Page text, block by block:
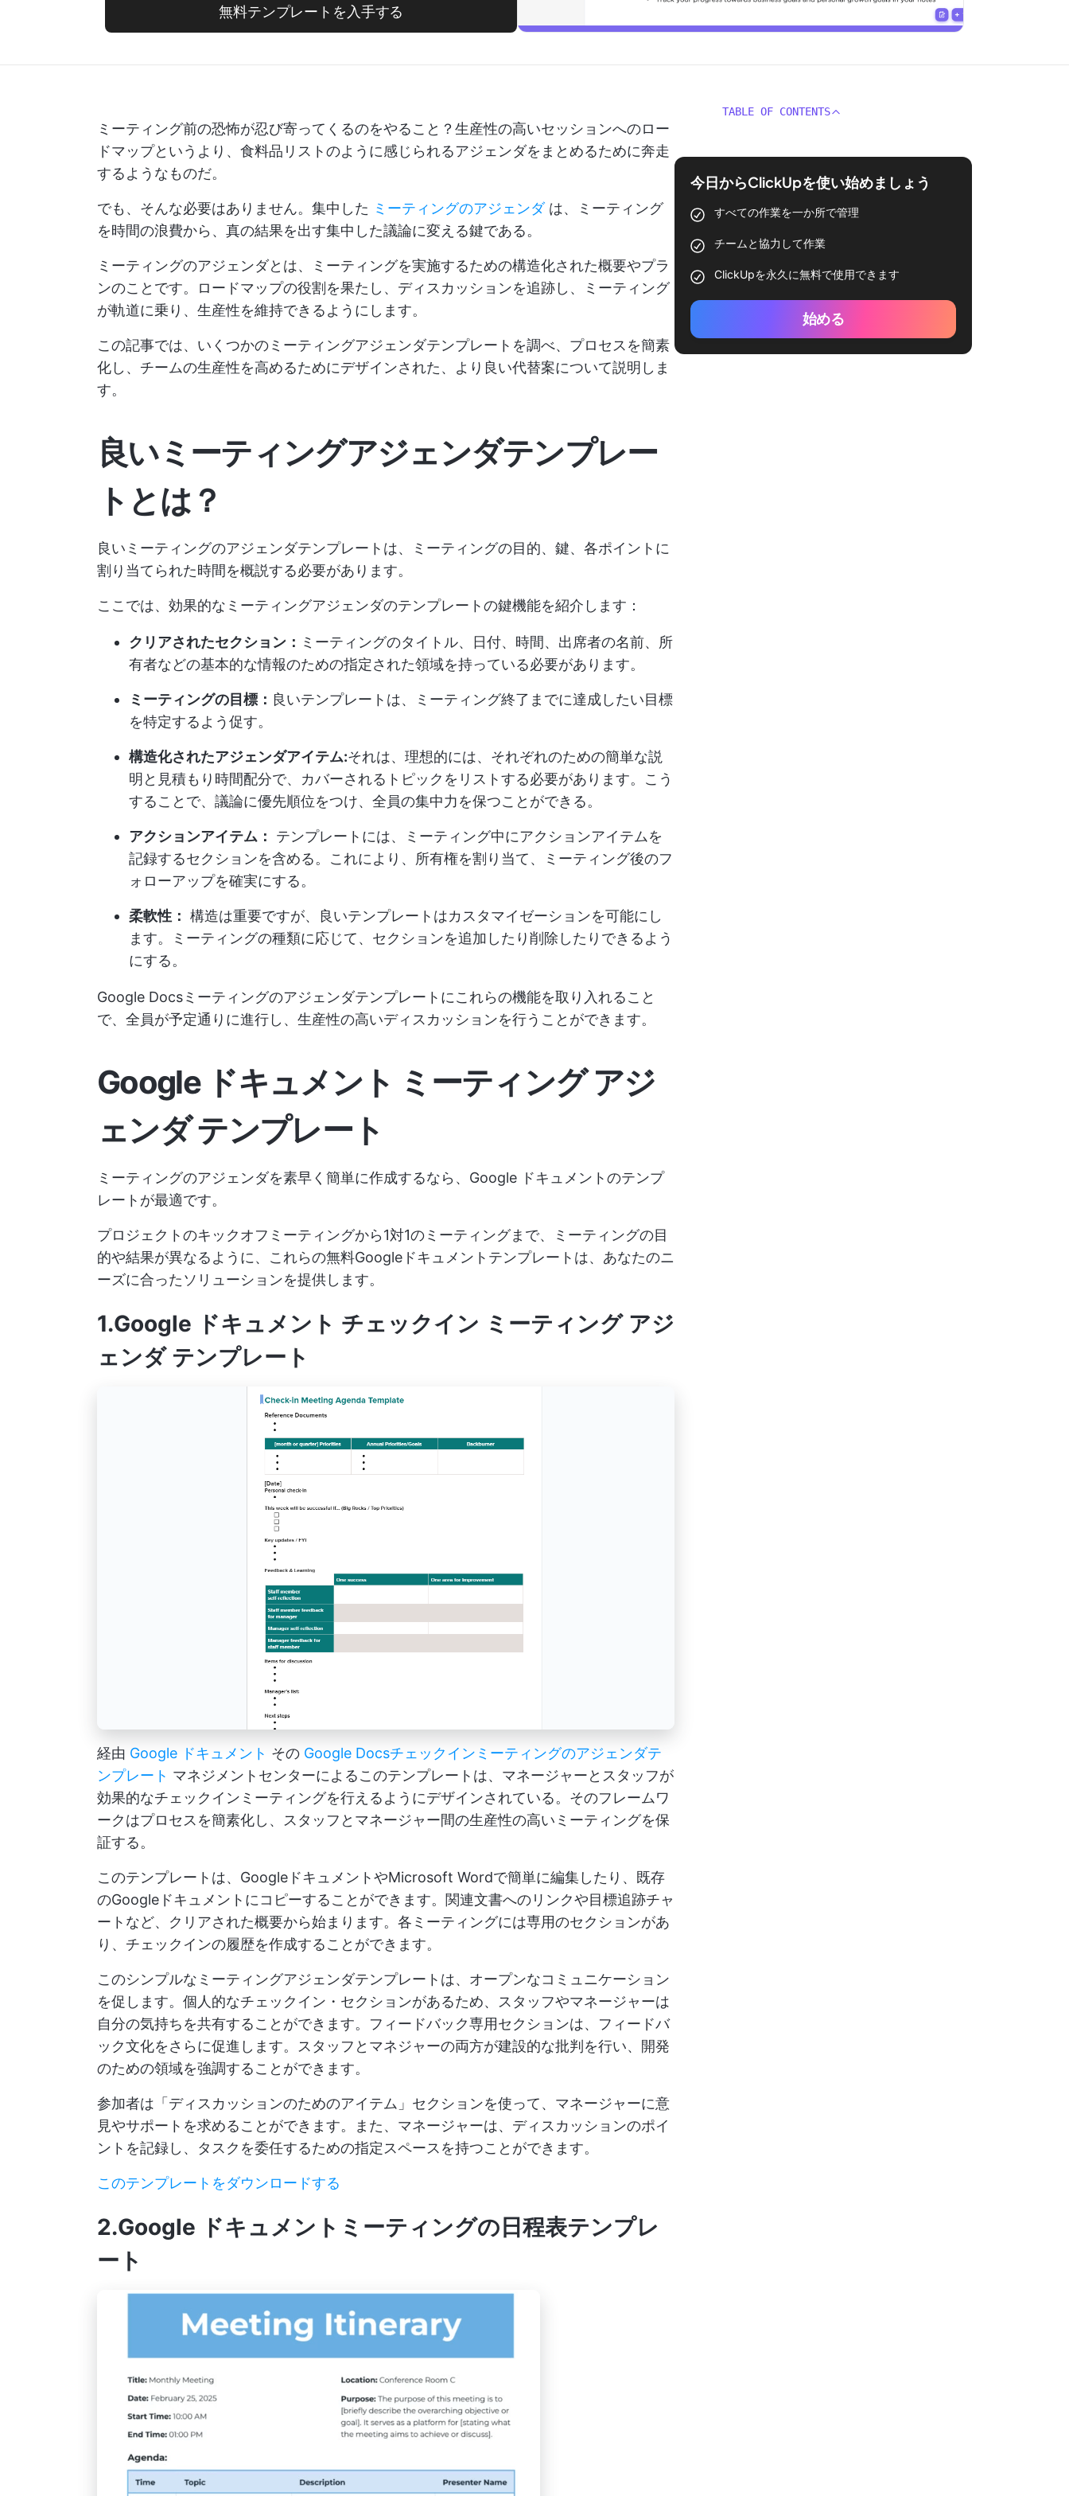
無料テンプレートを入手する
ミーティング前の恐怖が忍び寄ってくるのをやること？生産性の高いセッションへのロー
ドマップというより、食料品リストのように感じられるアジェンダをまとめるために奔走
するようなものだ。
でも、そんな必要はありません。集中した ミーティングのアジェンダは、ミーティング
を時間の浪費から、真の結果を出す集中した議論に変える鍵である。
ミーティングのアジェンダとは、ミーティングを実施するための構造化された概要やプラ
ンのことです。ロードマップの役割を果たし、ディスカッションを追跡し、ミーティング
が軌道に乗り、生産性を維持できるようにします。
この記事では、いくつかのミーティングアジェンダテンプレートを調べ、プロセスを簡素
化し、チームの生産性を高めるためにデザインされた、より良い代替案について説明しま
す。
良いミーティングアジェンダテンプレー
トとは？
良いミーティングのアジェンダテンプレートは、ミーティングの目的、鍵、各ポイントに
割り当てられた時間を概説する必要があります。
ここでは、効果的なミーティングアジェンダのテンプレートの鍵機能を紹介します：
クリアされたセクション： ミーティングのタイトル、日付、時間、出席者の名前、所
有者などの基本的な情報のための指定された領域を持っている必要があります。
ミーティングの目標： 良いテンプレートは、ミーティング終了までに達成したい目標
を特定するよう促す。
構造化されたアジェンダアイテム:それは、理想的には、それぞれのための簡単な説
明と見積もり時間配分で、カバーされるトピックをリストする必要があります。こう
することで、議論に優先順位をつけ、全員の集中力を保つことができる。
アクションアイテム：
テンプレートには、ミーティング中にアクションアイテムを
記録するセクションを含める。これにより、所有権を割り当て、ミーティング後のフ
ォローアップを確実にする。
柔軟性： 構造は重要ですが、良いテンプレートはカスタマイゼーションを可能にし
ます。ミーティングの種類に応じて、セクションを追加したり削除したりできるよう
にする。
Google Docsミーティングのアジェンダテンプレートにこれらの機能を取り入れること
で、全員が予定通りに進行し、生産性の高いディスカッションを行うことができます。
Google ドキュメント ミーティング アジ
ェンダ テンプレート
ミーティングのアジェンダを素早く簡単に作成するなら、Google ドキュメントのテンプ
レートが最適です。
プロジェクトのキックオフミーティングから1対1のミーティングまで、ミーティングの目
的や結果が異なるように、これらの無料Googleドキュメントテンプレートは、あなたのニ
ーズに合ったソリューションを提供します。
1.Google ドキュメント チェックイン ミーティング アジ
ェンダ テンプレート
経由 Google ドキュメント その Google Docsチェックインミーティングのアジェンダテ
ンプレート マネジメントセンターによるこのテンプレートは、マネージャーとスタッフが
効果的なチェックインミーティングを行えるようにデザインされている。そのフレームワ
ークはプロセスを簡素化し、スタッフとマネージャー間の生産性の高いミーティングを保
証する。
このテンプレートは、GoogleドキュメントやMicrosoft Wordで簡単に編集したり、既存
のGoogleドキュメントにコピーすることができます。関連文書へのリンクや目標追跡チャ
ートなど、クリアされた概要から始まります。各ミーティングには専用のセクションがあ
り、チェックインの履歴を作成することができます。
このシンプルなミーティングアジェンダテンプレートは、オープンなコミュニケーション
を促します。個人的なチェックイン・セクションがあるため、スタッフやマネージャーは
自分の気持ちを共有することができます。フィードバック専用セクションは、フィードバ
ック文化をさらに促進します。スタッフとマネジャーの両方が建設的な批判を行い、開発
のための領域を強調することができます。
参加者は「ディスカッションのためのアイテム」セクションを使って、マネージャーに意
見やサポートを求めることができます。また、マネージャーは、ディスカッションのポイ
ントを記録し、タスクを委任するための指定スペースを持つことができます。
このテンプレートをダウンロードする
2.Google ドキュメントミーティングの日程表テンプレ
ート
TABLE OF CONTENTS
今日からClickUpを使い始めましょう
すべての作業を一か所で管理
チームと協力して作業
ClickUpを永久に無料で使用できます
始める